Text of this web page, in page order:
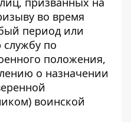
во время
период или
по
положения,
о назначении
воинской